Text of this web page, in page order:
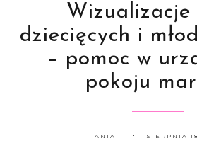
Wizualizacje
dziecięcych i
– pomoc w
pokoju
ANIA SIERPNIA